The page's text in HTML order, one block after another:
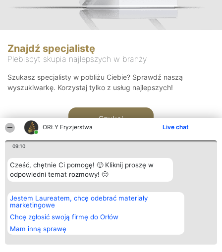
ORŁY Fryzjerstwa Live chat
09:10
Cześć, chętnie Ci pomogę! 🙂 Kliknij proszę w
odpowiedni temat rozmowy! 🙂
Jestem Laureatem, chcę odebrać materiały
marketingowe
Chcę zgłosić swoją firmę do Orłów
Mam inną sprawę
Znajdź specjalistę
Plebiscyt skupia najlepszych w branży
Szukasz specjalisty w pobliżu Ciebie? Sprawdź naszą
wyszukiwarkę. Korzystaj tylko z usług najlepszych!
Szukaj
Organizator plebiscytu
Bright Side Solutions sp. z o.
o. sp. k.
ul. Ruska 22
Wrocław 50-079
KRS 0000749100 | Regon
381313360 | NIP 8943132676
Plebiscyt
Laureaci
wszystkich
Laureatów
Regulamin
Kontakt
Kontakt